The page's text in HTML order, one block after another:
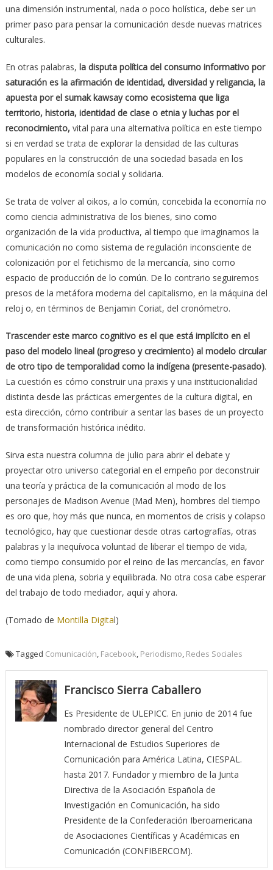
una dimensión instrumental, nada o poco holística, debe ser un
primer paso para pensar la comunicación desde nuevas matrices
culturales.
En otras palabras, la disputa política del consumo informativo por
saturación es la afirmación de identidad, diversidad y religancia, la
apuesta por el sumak kawsay como ecosistema que liga
territorio, historia, identidad de clase o etnia y luchas por el
reconocimiento, vital para una alternativa política en este tiempo
si en verdad se trata de explorar la densidad de las culturas
populares en la construcción de una sociedad basada en los
modelos de economía social y solidaria.
Se trata de volver al oikos, a lo común, concebida la economía no
como ciencia administrativa de los bienes, sino como
organización de la vida productiva, al tiempo que imaginamos la
comunicación no como sistema de regulación inconsciente de
colonización por el fetichismo de la mercancía, sino como
espacio de producción de lo común. De lo contrario seguiremos
presos de la metáfora moderna del capitalismo, en la máquina del
reloj o, en términos de Benjamin Coriat, del cronómetro.
Trascender este marco cognitivo es el que está implícito en el
paso del modelo lineal (progreso y crecimiento) al modelo circular
de otro tipo de temporalidad como la indígena (presente-pasado).
La cuestión es cómo construir una praxis y una institucionalidad
distinta desde las prácticas emergentes de la cultura digital, en
esta dirección, cómo contribuir a sentar las bases de un proyecto
de transformación histórica inédito.
Sirva esta nuestra columna de julio para abrir el debate y
proyectar otro universo categorial en el empeño por deconstruir
una teoría y práctica de la comunicación al modo de los
personajes de Madison Avenue (Mad Men), hombres del tiempo
es oro que, hoy más que nunca, en momentos de crisis y colapso
tecnológico, hay que cuestionar desde otras cartografías, otras
palabras y la inequívoca voluntad de liberar el tiempo de vida,
como tiempo consumido por el reino de las mercancías, en favor
de una vida plena, sobria y equilibrada. No otra cosa cabe esperar
del trabajo de todo mediador, aquí y ahora.
(Tomado de Montilla Digital)
Tagged Comunicación, Facebook, Periodismo, Redes Sociales
Francisco Sierra Caballero
Es Presidente de ULEPICC. En junio de 2014 fue
nombrado director general del Centro
Internacional de Estudios Superiores de
Comunicación para América Latina, CIESPAL.
hasta 2017. Fundador y miembro de la Junta
Directiva de la Asociación Española de
Investigación en Comunicación, ha sido
Presidente de la Confederación Iberoamericana
de Asociaciones Científicas y Académicas en
Comunicación (CONFIBERCOM).